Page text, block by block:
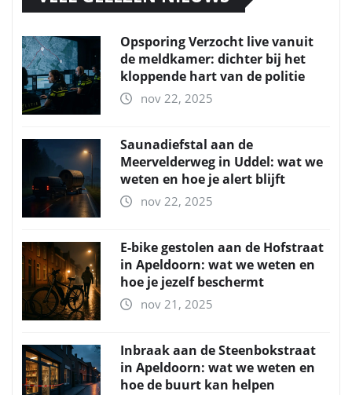
Opsporing Verzocht live vanuit
de meldkamer: dichter bij het
kloppende hart van de politie
nov 22, 2025
Saunadiefstal aan de
Meervelderweg in Uddel: wat we
weten en hoe je alert blijft
nov 22, 2025
E-bike gestolen aan de Hofstraat
in Apeldoorn: wat we weten en
hoe je jezelf beschermt
nov 21, 2025
Inbraak aan de Steenbokstraat
in Apeldoorn: wat we weten en
hoe de buurt kan helpen